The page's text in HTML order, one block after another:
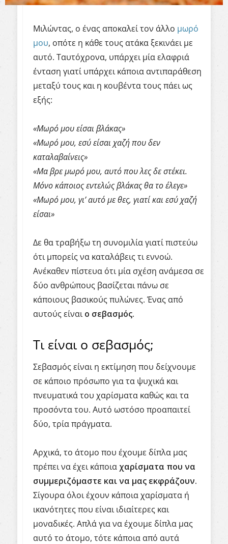
Μιλώντας, ο ένας αποκαλεί τον άλλο μωρό
μου, οπότε η κάθε τους ατάκα ξεκινάει με
αυτό. Ταυτόχρονα, υπάρχει μία ελαφριά
ένταση γιατί υπάρχει κάποια αντιπαράθεση
μεταξύ τους και η κουβέντα τους πάει ως
εξής:
«Μωρό μου είσαι βλάκας»
«Μωρό μου, εσύ είσαι χαζή που δεν
καταλαβαίνεις»
«Μα βρε μωρό μου, αυτό που λες δε στέκει.
Μόνο κάποιος εντελώς βλάκας θα το έλεγε»
«Μωρό μου, γι’ αυτό με θες, γιατί και εσύ χαζή
είσαι»
Δε θα τραβήξω τη συνομιλία γιατί πιστεύω
ότι μπορείς να καταλάβεις τι εννοώ.
Ανέκαθεν πίστευα ότι μία σχέση ανάμεσα σε
δύο ανθρώπους βασίζεται πάνω σε
κάποιους βασικούς πυλώνες. Ένας από
αυτούς είναιο σεβασμός.
Τι είναι ο σεβασμός;
Σεβασμός είναι η εκτίμηση που δείχνουμε
σε κάποιο πρόσωπο για τα ψυχικά και
πνευματικά του χαρίσματα καθώς και τα
προσόντα του. Αυτό ωστόσο προαπαιτεί
δύο, τρία πράγματα.
Αρχικά, το άτομο που έχουμε δίπλα μας
πρέπει να έχει κάποια χαρίσματα που να
συμμεριζόμαστε και να μας εκφράζουν.
Σίγουρα όλοι έχουν κάποια χαρίσματα ή
ικανότητες που είναι ιδιαίτερες και
μοναδικές. Απλά για να έχουμε δίπλα μας
αυτό το άτομο, τότε κάποια από αυτά